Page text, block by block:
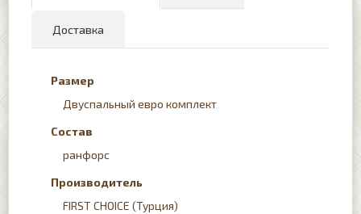
Доставка
Размер
Двуспальный евро комплект
Состав
ранфорс
Производитель
FIRST CHOICE (Турция)